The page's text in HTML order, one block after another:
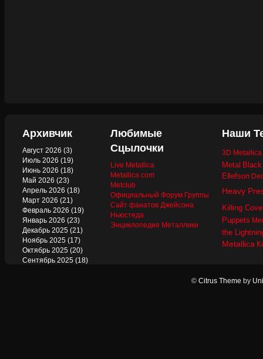
Архивчик
Август 2026 (3)
Июль 2026 (19)
Июнь 2026 (18)
Май 2026 (23)
Апрель 2026 (18)
Март 2026 (21)
Февраль 2026 (19)
Январь 2026 (23)
Декабрь 2025 (21)
Ноябрь 2025 (17)
Октябрь 2025 (20)
Сентябрь 2025 (18)
Любимые
Сцылочки
Live Metallica
Metallica.com
Metclub
Официальный Форум Группы
Сайт фанатов Джейсона
Ньюстеда
Энциклопедия Металлики
Наши
3D
Metal
Ellefson
Heavy
Killing
Puppets
the
Metallica
© Citrus Theme by